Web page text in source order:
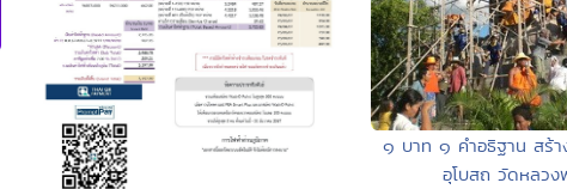
๑ บาท ๑ คำอธิฐาน สร้า
อุโบสถ วัดหลวง